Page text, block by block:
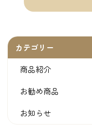
カテゴリー
商品紹介
お勧め商品
お知らせ